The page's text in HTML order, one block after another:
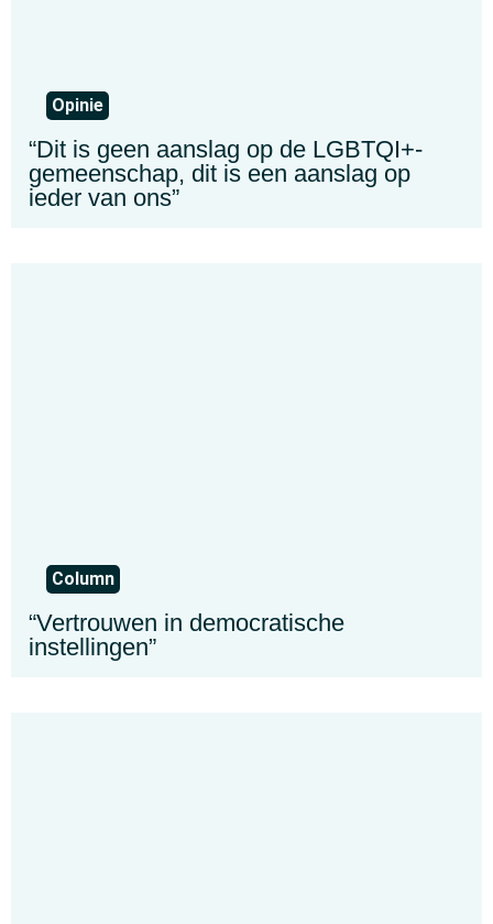
Opinie
“Dit is geen aanslag op de LGBTQI+-
gemeenschap, dit is een aanslag op
ieder van ons”
Column
“Vertrouwen in democratische
instellingen”